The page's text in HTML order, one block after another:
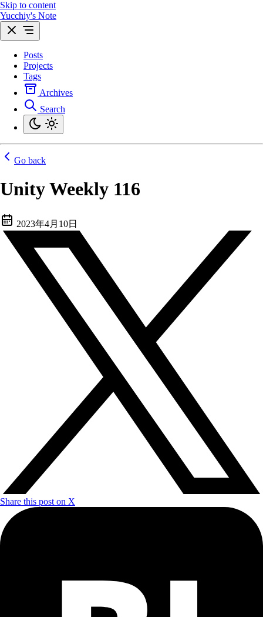
Skip to content
Yucchiy's Note
Posts
Projects
Tags
Archives
Search
Go back
Unity Weekly 116
2023年4月10日
Share this post on X